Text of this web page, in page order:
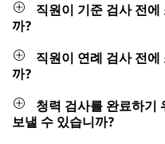
직원이 기준 검사 전
까?
직원이 연례 검사 전
까?
청력 검사를 완료하기
보낼 수 있습니까?